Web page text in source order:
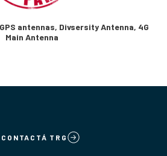
antennas, Divsersity Antenna, 4G
Main Antenna
CONTACTÁ TRG